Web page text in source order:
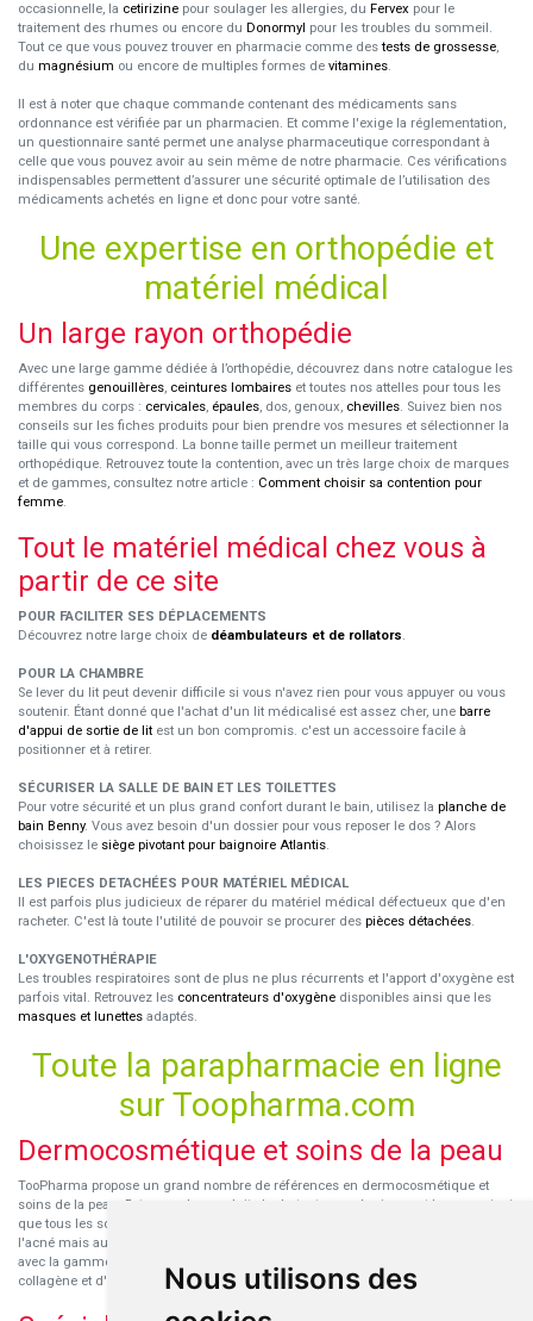
Nous utilisons des
occasionnelle, la cetirizine pour soulager les allergies, du Fervex pour le
traitement des rhumes ou encore du Donormyl pour les troubles du sommeil.
Tout ce que vous pouvez trouver en pharmacie comme destests de grossesse,
du magnésium ou encore de multiples formes de vitamines.
Il est à noter que chaque commande contenant des médicaments sans
ordonnance est vérifiée par un pharmacien. Et comme l'exige la réglementation,
un questionnaire santé permet une analyse pharmaceutique correspondant à
celle que vous pouvez avoir au sein même de notre pharmacie. Ces vérifications
indispensables permettent d’assurer une sécurité optimale de l’utilisation des
médicaments achetés en ligne et donc pour votre santé.
Une expertise en orthopédie et
matériel médical
Un large rayon orthopédie
Avec une large gamme dédiée à l’orthopédie, découvrez dans notre catalogue les
différentes genouillères, ceintures lombaires et toutes nos attelles pour tous les
membres du corps : cervicales, épaules, dos, genoux, chevilles. Suivez bien nos
conseils sur les fiches produits pour bien prendre vos mesures et sélectionner la
taille qui vous correspond. La bonne taille permet un meilleur traitement
orthopédique. Retrouvez toute la contention, avec un très large choix de marques
et de gammes, consultez notre article : Comment choisir sa contention pour
femme.
Tout le matériel médical chez vous à
partir de ce site
POUR FACILITER SES DÉPLACEMENTS
Découvrez notre large choix de déambulateurs et de rollators.
POUR LA CHAMBRE
Se lever du lit peut devenir difficile si vous n'avez rien pour vous appuyer ou vous
soutenir. Étant donné que l'achat d'un lit médicalisé est assez cher, une barre
d'appui de sortie de lit est un bon compromis. c'est un accessoire facile à
positionner et à retirer.
SÉCURISER LA SALLE DE BAIN ET LES TOILETTES
Pour votre sécurité et un plus grand confort durant le bain, utilisez la planche de
bain Benny. Vous avez besoin d'un dossier pour vous reposer le dos ? Alors
choisissez le siège pivotant pour baignoire Atlantis.
LES PIECES DETACHÉES POUR MATÉRIEL MÉDICAL
Il est parfois plus judicieux de réparer du matériel médical défectueux que d'en
racheter. C'est là toute l'utilité de pouvoir se procurer des pièces détachées.
L'OXYGENOTHÉRAPIE
Les troubles respiratoires sont de plus ne plus récurrents et l'apport d'oxygène est
parfois vital. Retrouvez les concentrateurs d'oxygène disponibles ainsi que les
masques et lunettes adaptés.
Toute la parapharmacie en ligne
sur Toopharma.com
Dermocosmétique et soins de la peau
TooPharma propose un grand nombre de références en dermocosmétique et
soins de la peau. Retrouvez les produits hydratants pour le visage et le corps ainsi
que tous les soins pour peaux sensibles ou à tendance atopique, les soins pour
l'acné mais aussi des démaquillants. Découvrez nos nouvelles références SVR
avec la gamme anti-âge pour les peaux encore jeunes
collagène et d'acide hyaluronique.